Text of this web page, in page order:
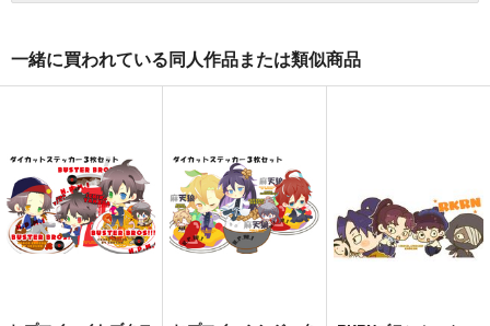
一緒に買われている同人作品または類似商品